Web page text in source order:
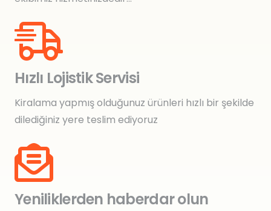
Hızlı Lojistik Servisi
Kiralama yapmış olduğunuz ürünleri hızlı bir şekilde
dilediğiniz yere teslim ediyoruz
Yeniliklerden haberdar olun